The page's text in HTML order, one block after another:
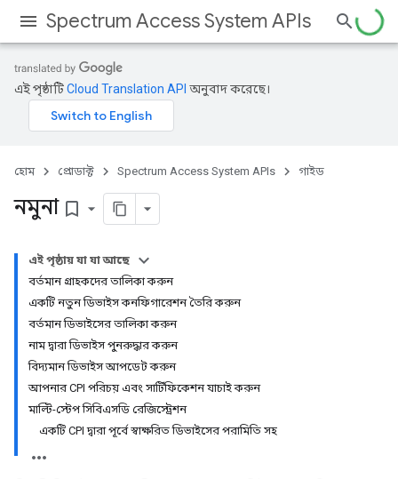
Spectrum Access System APIs
এই পৃষ্ঠাটিCloud Translation API অনুবাদ করেছে।
হোম প্রোডাক্ট Spectrum Access System APIs গাইড
নমুনা bookmark_border
এই পৃষ্ঠায় যা যা আছে
বর্তমান গ্রাহকদের তালিকা করুন
একটি নতুন ডিভাইস কনফিগারেশন তৈরি করুন
বর্তমান ডিভাইসের তালিকা করুন
নাম দ্বারা ডিভাইস পুনরুদ্ধার করুন
বিদ্যমান ডিভাইস আপডেট করুন
আপনার CPI পরিচয় এবং সার্টিফিকেশন যাচাই করুন
মাল্টি-স্টেপ সিবিএসডি রেজিস্ট্রেশন
একটি CPI দ্বারা পূর্বে স্বাক্ষরিত ডিভাইসের পরামিতি সহ